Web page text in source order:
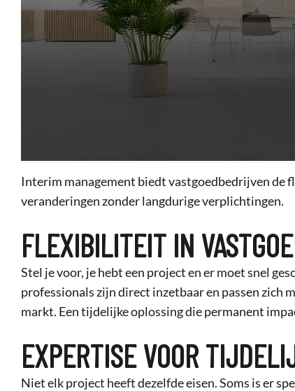
Interim management biedt vastgoedbedrijven de
veranderingen zonder langdurige verplichtingen.
FLEXIBILITEIT IN
Stel je voor, je hebt een project en er moet snel
professionals zijn direct inzetbaar en passen zich
markt. Een tijdelijke oplossing die permanent
EXPERTISE VOOR
Niet elk project heeft dezelfde eisen. Soms is er